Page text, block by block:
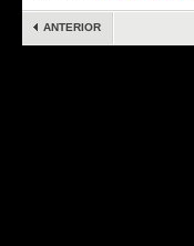
ANTERIOR